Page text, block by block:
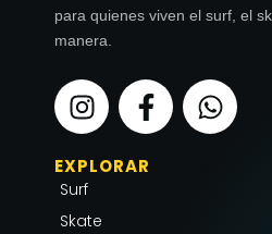
para quienes viven el surf, el
manera.
I
n
s
t
a
F
a
c
e
W
h
a
EXPLORAR
Surf
Skate